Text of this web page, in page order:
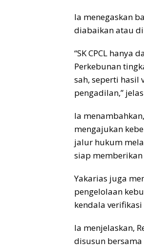
Ia menegaskan
diabaikan atau
“SK CPCL
Perkebunan
sah, seperti
pengadilan,”
Ia
mengajukan
jalur hukum
siap
Yakarias juga
pengelolaan
kendala verifikasi
Ia menjelaskan,
disusun